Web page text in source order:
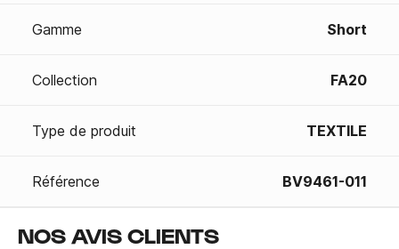
Gamme Short
Collection FA20
Type de produit TEXTILE
Référence BV9461-011
NOS AVIS CLIENTS